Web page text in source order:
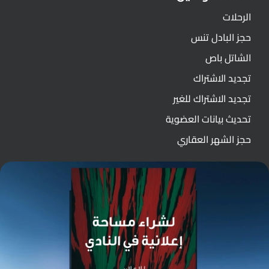
الرحلات
حجز البادل تنس
الشاتل باص
تجديد الاشتراك
تجديد الاشتراك للغير
تحديث بيانات العضوية
حجز الشهر العقاري